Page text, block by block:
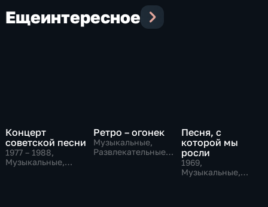
Ещеинтересное
Концерт
советской песни
1977 – 1988,
Музыкальные,
Ретро – огонек
Музыкальные,
Развлекательные,
Песня, с
которой мы
росли
1969,
Музыкальные,